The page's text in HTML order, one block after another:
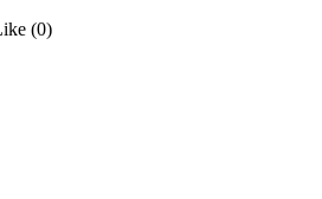
(0)